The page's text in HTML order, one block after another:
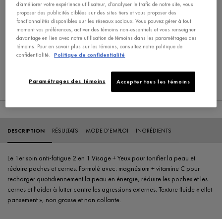
VICHY HOMME SENSI BAUME
Soin Visage
3.9
Ajouter Au Panier
37,95 $
VICHY HOMME SENSI
DESCRIPTION RÉSULTATS MODE D'EMPLOI INGRÉDIENTS
Le 1er soin anti-fatigue 2 en 1 Visage + Yeux pour tonifier la peau et
réduire poches et cernes. Formulé avec: magnésium + vitamine C pour
recharger quotidiennement la peau en énergie, réduire les poches et les
cernes et l'aider à lutter contre les agressions externes. Texture fluide « effet
pansement », non grasse et non collante.
d’améliorer votre expérience utilisateur, d’analyser le trafic de notre site, vous
proposer des publicités ciblées sur des sites tiers et vous proposer des
fonctionnalités disponibles sur les réseaux sociaux. Vous pouvez gérer à tout
moment vos préférences, activer des témoins non-essentiels et vous renseigner
davantage en lien avec notre utilisation de témoins dans les paramétrages des
témoins. Pour en savoir plus sur les témoins, consultez notre politique de
confidentialité.
Politique de confidentialité
Accepter tous les témoins
Paramétrages des témoins